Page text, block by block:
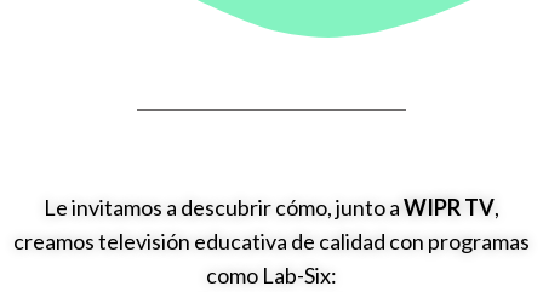
Le invitamos a descubrir cómo, junto aWIPR TV,
creamos televisión educativa de calidad con programas
como Lab-Six: